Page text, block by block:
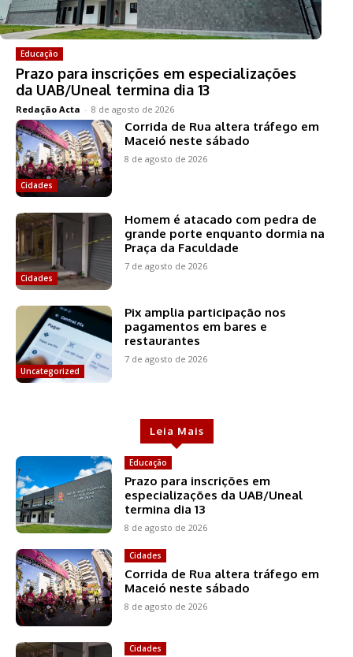
Educação
Prazo para inscrições em especializações
da UAB/Uneal termina dia 13
Redação Acta - 8 de agosto de 2026
Cidades
Corrida de Rua altera tráfego em
Maceió neste sábado
8 de agosto de 2026
Cidades
Homem é atacado com pedra de
grande porte enquanto dormia na
Praça da Faculdade
7 de agosto de 2026
Uncategorized
Pix amplia participação nos
pagamentos em bares e
restaurantes
7 de agosto de 2026
Leia Mais
Educação
Prazo para inscrições em
especializações da UAB/Uneal
termina dia 13
8 de agosto de 2026
Cidades
Corrida de Rua altera tráfego em
Maceió neste sábado
8 de agosto de 2026
Cidades